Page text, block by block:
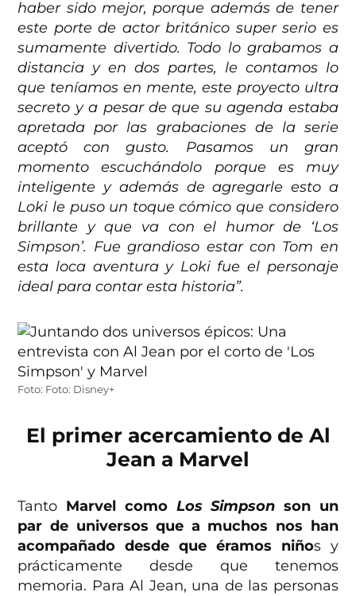
haber sido mejor, porque además de tener
este porte de actor británico super serio es
sumamente divertido. Todo lo grabamos a
distancia y en dos partes, le contamos lo
que teníamos en mente, este proyecto ultra
secreto y a pesar de que su agenda estaba
apretada por las grabaciones de la serie
aceptó con gusto. Pasamos un gran
momento escuchándolo porque es muy
inteligente y además de agregarle esto a
Loki le puso un toque cómico que considero
brillante y que va con el humor de ‘Los
Simpson’. Fue grandioso estar con Tom en
esta loca aventura y Loki fue el personaje
ideal para contar esta historia”.
Foto: Foto: Disney+
El primer acercamiento de Al
Jean a Marvel
Tanto Marvel como Los Simpson son un
par de universos que a muchos nos han
acompañado desde que éramos niños y
prácticamente desde que tenemos
memoria. Para Al Jean, una de las personas